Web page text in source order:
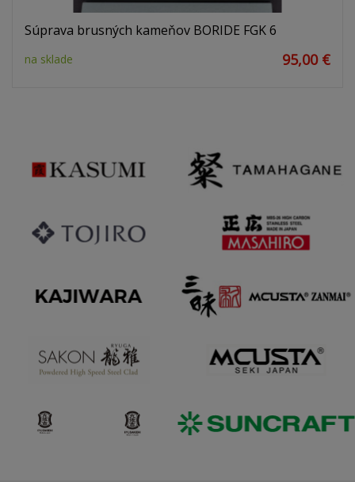
Súprava brusných kameňov BORIDE FGK 6
na sklade 95,00 €